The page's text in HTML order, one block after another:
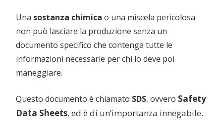
Una sostanza chimica o una miscela pericolosa
non può lasciare la produzione senza un
documento specifico che contenga tutte le
informazioni necessarie per chi lo deve poi
maneggiare.
Questo documento è chiamato SDS, ovvero Safety
Data Sheets, ed è di un’importanza innegabile.